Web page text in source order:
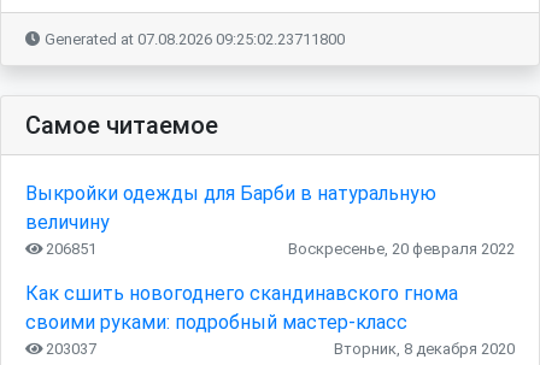
Generated at 07.08.2026 09:25:02.23711800
Самое читаемое
Выкройки одежды для Барби в натуральную
величину
206851 Воскресенье, 20 февраля 2022
Как сшить новогоднего скандинавского гнома
своими руками: подробный мастер-класс
203037 Вторник, 8 декабря 2020